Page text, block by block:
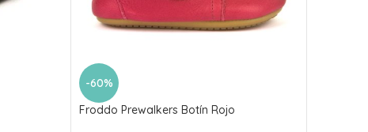
-60%
Froddo Prewalkers Botín Rojo